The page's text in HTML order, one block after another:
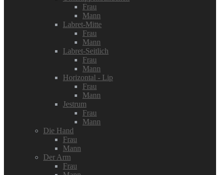
Frau
Mann
Labret-Mitte
Frau
Mann
Labret-Seitlich
Frau
Mann
Horizontal - Lip
Frau
Mann
Jestrum
Frau
Mann
Die Hand
Frau
Mann
Der Arm
Frau